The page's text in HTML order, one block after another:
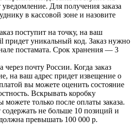
Для получения заказа
в кассовой зоне и назовите
поступит на точку, на ваш
придет уникальный код. Заказ нужно
постамата. Срок хранения — 3
через почту России. Когда заказ
на ваш адрес придет извещение о
вы можете оценить состояние
Вскрывать коробку
можете только после оплаты заказа.
не больше 10 позиций и
превышать 100 000 р.